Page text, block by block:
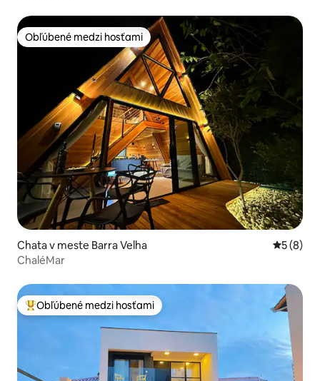
Obľúbené medzi hosťami
Obľúbené medzi hosťami
Chata v meste Barra Velha
5 (8)
ChaléMar
Najobľúbenejšie medzi hosťami
Obľúbené medzi hosťami